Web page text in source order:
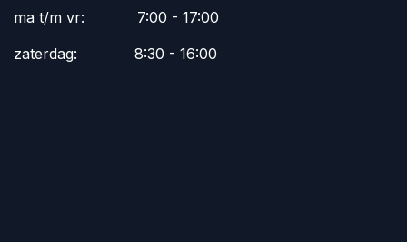
ma t/m vr:
​7:00 - 17:00
zaterdag:
​8:30 - 16:00